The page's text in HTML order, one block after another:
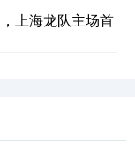
上海龙队主场首